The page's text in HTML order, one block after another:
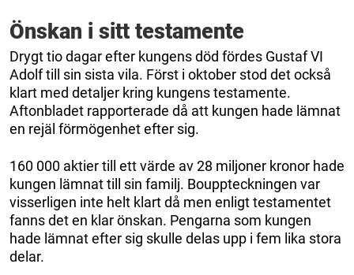
Önskan i sitt testamente
Drygt tio dagar efter kungens död fördes Gustaf VI
Adolf till sin sista vila. Först i oktober stod det också
klart med detaljer kring kungens testamente.
Aftonbladet rapporterade då att kungen hade lämnat
en rejäl förmögenhet efter sig.
160 000 aktier till ett värde av 28 miljoner kronor hade
kungen lämnat till sin familj. Bouppteckningen var
visserligen inte helt klart då men enligt testamentet
fanns det en klar önskan. Pengarna som kungen
hade lämnat efter sig skulle delas upp i fem lika stora
delar.